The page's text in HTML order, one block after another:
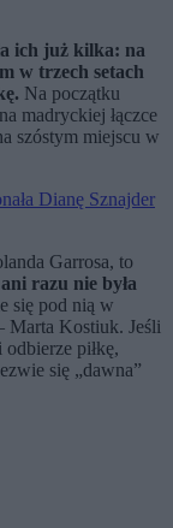
ich już kilka: na
w trzech setach
Na początku
madryckiej łączce
szóstym miejscu w
Dianę Sznajder
Garrosa, to
razu nie była
się pod nią w
Marta Kostiuk. Jeśli
piłkę,
się „dawna”